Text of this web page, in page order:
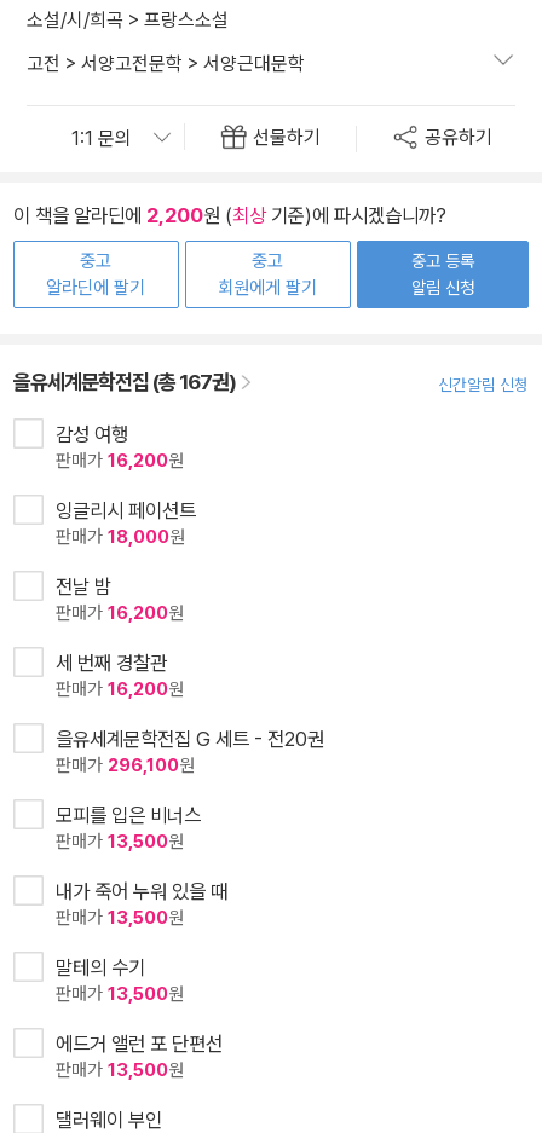
소설/시/희곡 > 프랑스소설
고전 > 서양고전문학 > 서양근대문학
선물하기 공유하기
이 책을 알라딘에 2,200원 (최상기준)에 파시겠습니까?
중고
알라딘에 팔기
중고
회원에게 팔기
중고 등록
알림 신청
을유세계문학전집 (총 167권) 신간알림 신청
감성 여행
판매가 16,200원
잉글리시 페이션트
판매가 18,000원
전날 밤
판매가 16,200원
세 번째 경찰관
판매가 16,200원
을유세계문학전집 G 세트 - 전20권
판매가 296,100원
모피를 입은 비너스
판매가 13,500원
내가 죽어 누워 있을 때
판매가 13,500원
말테의 수기
판매가 13,500원
에드거 앨런 포 단편선
판매가 13,500원
댈러웨이 부인